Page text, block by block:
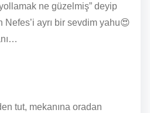
ne güzelmiş” deyip
Nefes’i ayrı bir sevdim yahu😍
tut, mekanına oradan